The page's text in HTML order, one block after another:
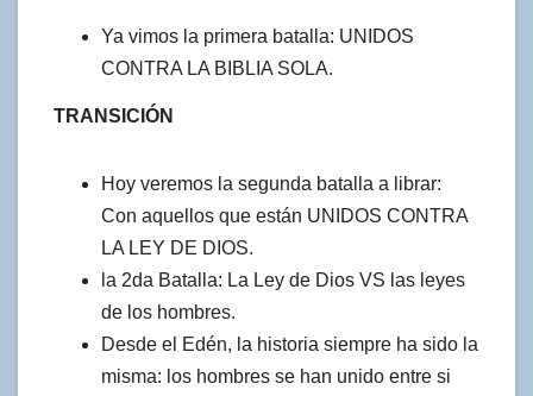
Ya vimos la primera batalla: UNIDOS
CONTRA LA BIBLIA SOLA.
TRANSICIÓN
Hoy veremos la segunda batalla a librar:
Con aquellos que están UNIDOS CONTRA
LA LEY DE DIOS.
la 2da Batalla: La Ley de Dios VS las leyes
de los hombres.
Desde el Edén, la historia siempre ha sido la
misma: los hombres se han unido entre si